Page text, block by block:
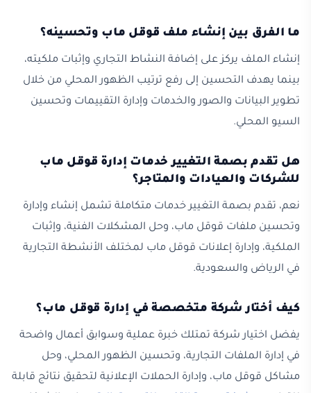
ما الفرق بين إنشاء ملف قوقل ماب وتحسينه؟
إنشاء الملف يركز على إضافة النشاط التجاري وإثبات ملكيته،
بينما يهدف التحسين إلى رفع ترتيب الظهور المحلي من خلال
تطوير البيانات والصور والخدمات وإدارة التقييمات وتحسين
السيو المحلي.
هل تقدم بصمة التغيير خدمات إدارة قوقل ماب
للشركات والعيادات والمتاجر؟
نعم، تقدم بصمة التغيير خدمات متكاملة تشمل إنشاء وإدارة
وتحسين ملفات قوقل ماب، وحل المشكلات الفنية، وإثبات
الملكية، وإدارة إعلانات قوقل ماب لمختلف الأنشطة التجارية
في الرياض والسعودية.
كيف أختار شركة متخصصة في إدارة قوقل ماب؟
يفضل اختيار شركة تمتلك خبرة عملية وسوابق أعمال واضحة
في إدارة الملفات التجارية، وتحسين الظهور المحلي، وحل
مشاكل قوقل ماب، وإدارة الحملات الإعلانية لتحقيق نتائج قابلة